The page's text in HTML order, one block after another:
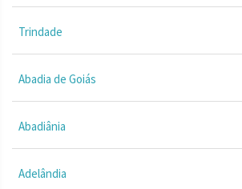
Trindade
Abadia de Goiás
Abadiânia
Adelândia